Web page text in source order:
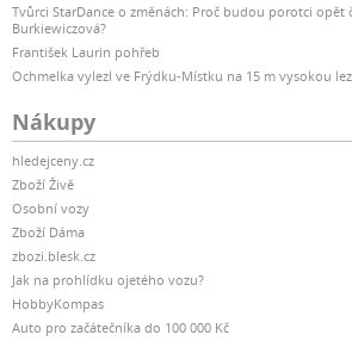
Tvůrci StarDance o změnách: Proč budou porotci opět
Burkiewiczová?
František Laurin pohřeb
Ochmelka vylezl ve Frýdku-Místku na 15 m vysokou
Nákupy
hledejceny.cz
Zboží Živě
Osobní vozy
Zboží Dáma
zbozi.blesk.cz
Jak na prohlídku ojetého vozu?
HobbyKompas
Auto pro začátečníka do 100 000 Kč